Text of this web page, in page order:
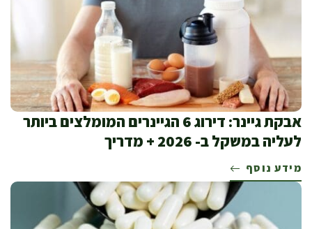
אבקת גיינר: דירוג 6 הגיינרים המומלצים ביותר
לעליה במשקל ב- 2026 + מדריך
מידע נוסף